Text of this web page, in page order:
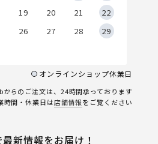
19 20 21
22
26 27 28
29
オンラインショップ休業日
らのご注文は、24時間承っております
間・休業日は店舗情報をご覧ください
新情報をお届け！